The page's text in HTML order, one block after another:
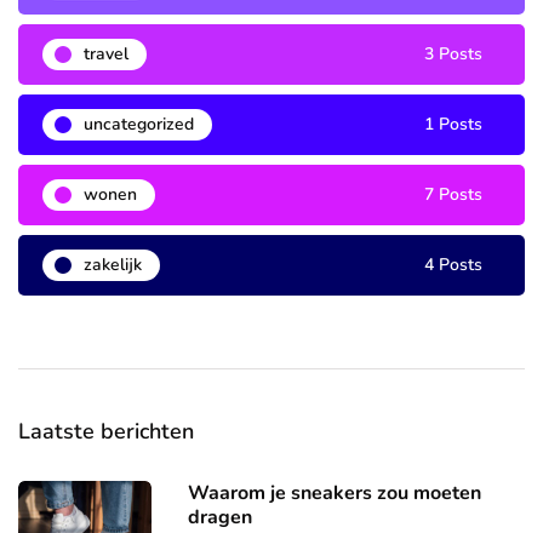
travel 3 Posts
uncategorized 1 Posts
wonen 7 Posts
zakelijk 4 Posts
Laatste berichten
Waarom je sneakers zou moeten
dragen